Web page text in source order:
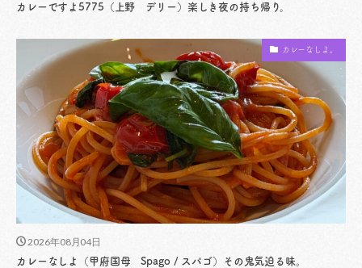
カレーですよ5775（上野 デリー）楽しき夜の持ち帰り。
カレーなしよ。
2026年08月04日
カレーなしよ（甲府国母 Spago / スパゴ）その鬼気迫る味。